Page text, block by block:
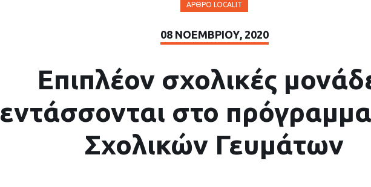
ΆΡΘΡΟ LOCALIT
08 ΝΟΕΜΒΡΊΟΥ, 2020
Επιπλέον σχολικές
εντάσσονται στο
Σχολικών Γευμάτων